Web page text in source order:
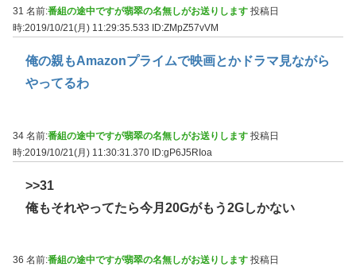
31 名前:番組の途中ですが翡翠の名無しがお送りします 投稿日
時:2019/10/21(月) 11:29:35.533
ID:ZMpZ57vVM
俺の親もAmazonプライムで映画とかドラマ見ながら
やってるわ
34 名前:番組の途中ですが翡翠の名無しがお送りします 投稿日
時:2019/10/21(月) 11:30:31.370 ID:gP6J5RIoa
>>31
俺もそれやってたら今月20Gがもう2Gしかない
36 名前:番組の途中ですが翡翠の名無しがお送りします 投稿日